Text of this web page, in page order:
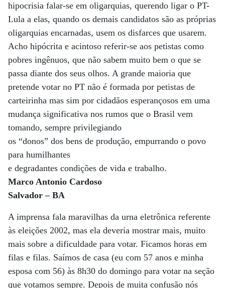
hipocrisia falar-se em oligarquias, querendo ligar o PT-
Lula a elas, quando os demais candidatos são as próprias
oligarquias encarnadas, usem os disfarces que usarem.
Acho hipócrita e acintoso referir-se aos petistas como
pobres ingênuos, que não sabem muito bem o que se
passa diante dos seus olhos. A grande maioria que
pretende votar no PT não é formada por petistas de
carteirinha mas sim por cidadãos esperançosos em uma
mudança significativa nos rumos que o Brasil vem
tomando, sempre privilegiando
os “donos” dos bens de produção, empurrando o povo
para humilhantes
e degradantes condições de vida e trabalho.
Marco Antonio Cardoso
Salvador – BA
A imprensa fala maravilhas da urna eletrônica referente
às eleições 2002, mas ela deveria mostrar mais, muito
mais sobre a dificuldade para votar. Ficamos horas em
filas e filas. Saímos de casa (eu com 57 anos e minha
esposa com 56) às 8h30 do domingo para votar na seção
que votamos sempre. Depois de muita confusão nós